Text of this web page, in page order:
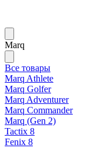
Marq
Все товары
Marq Athlete
Marq Golfer
Marq Adventurer
Marq Commander
Marq (Gen 2)
Tactix 8
Fenix 8